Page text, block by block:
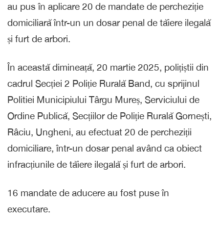
au pus în aplicare 20 de mandate de percheziție
domiciliară într-un un dosar penal de tăiere ilegală
și furt de arbori.
În această dimineață, 20 martie 2025, polițiștii din
cadrul Secției 2 Poliție Rurală Band, cu sprijinul
Politiei Municipiului Târgu Mureș, Serviciului de
Ordine Publică, Secțiilor de Poliție Rurală Gornești,
Râciu, Ungheni, au efectuat 20 de percheziții
domiciliare, într-un dosar penal având ca obiect
infracțiunile de tăiere ilegală și furt de arbori.
16 mandate de aducere au fost puse în
executare.